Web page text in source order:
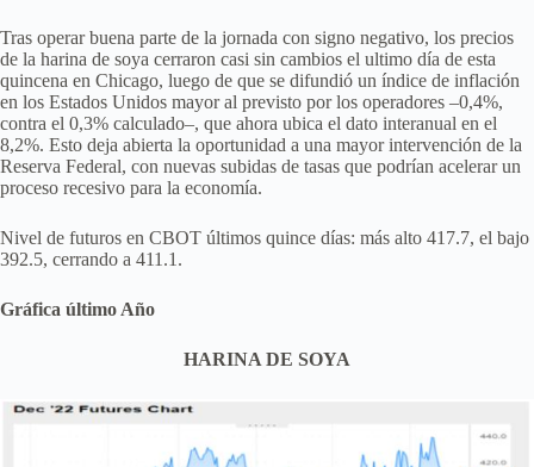
Tras operar buena parte de la jornada con signo negativo, los precios
de la harina de soya cerraron casi sin cambios el ultimo día de esta
quincena en Chicago, luego de que se difundió un índice de inflación
en los Estados Unidos mayor al previsto por los operadores –0,4%,
contra el 0,3% calculado–, que ahora ubica el dato interanual en el
8,2%. Esto deja abierta la oportunidad a una mayor intervención de la
Reserva Federal, con nuevas subidas de tasas que podrían acelerar un
proceso recesivo para la economía.
Nivel de futuros en CBOT últimos quince días: más alto 417.7, el bajo
392.5, cerrando a 411.1.
Gráfica último Año
HARINA DE SOYA